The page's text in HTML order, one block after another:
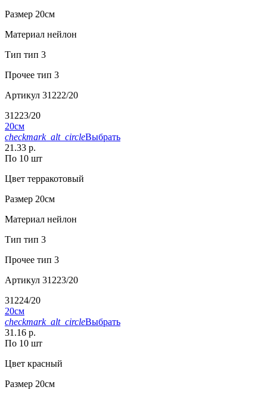
Размер 20см
Материал нейлон
Тип тип 3
Прочее тип 3
Артикул 31222/20
31223/20
20см
checkmark_alt_circleВыбрать
21.33 р.
По 10 шт
Цвет терракотовый
Размер 20см
Материал нейлон
Тип тип 3
Прочее тип 3
Артикул 31223/20
31224/20
20см
checkmark_alt_circleВыбрать
31.16 р.
По 10 шт
Цвет красный
Размер 20см